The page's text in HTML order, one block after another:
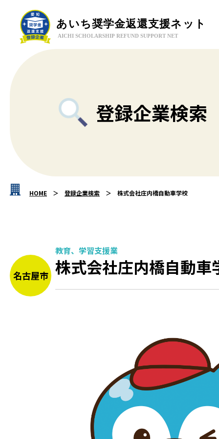
登録企業検索
HOME 登録企業検索 株式会社庄内橋自動車学校
名古屋市
教育、学習支援業
株式会社庄内橋自動車